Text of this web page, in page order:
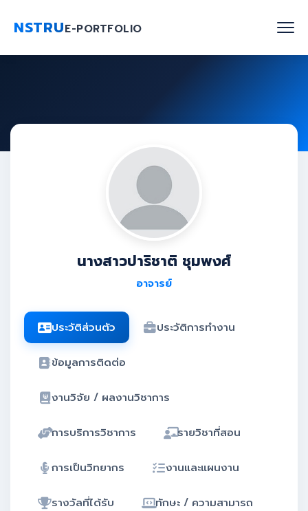
NSTRUE-PORTFOLIO
ค้นหาบุคลากร
เกี่ยวกับเรา
ติดต่อเรา
จัดการข้อมูล
นางสาวปาริชาติ ชุมพงศ์
อาจารย์
ประวัติส่วนตัว ประวัติการทำงาน
ข้อมูลการติดต่อ
งานวิจัย / ผลงานวิชาการ
การบริการวิชาการ รายวิชาที่สอน
การเป็นวิทยากร งานและแผนงาน
รางวัลที่ได้รับ ทักษะ / ความสามารถ